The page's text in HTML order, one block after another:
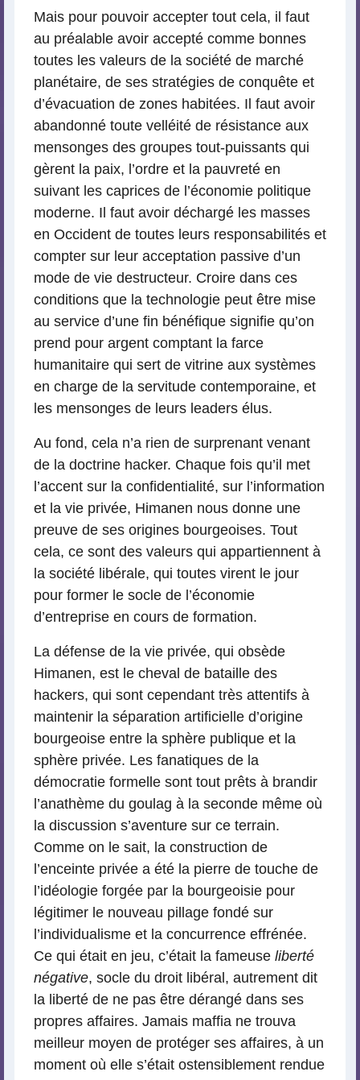
Mais pour pouvoir accepter tout cela, il faut
au préalable avoir accepté comme bonnes
toutes les valeurs de la société de marché
planétaire, de ses stratégies de conquête et
d’évacuation de zones habitées. Il faut avoir
abandonné toute velléité de résistance aux
mensonges des groupes tout-puissants qui
gèrent la paix, l’ordre et la pauvreté en
suivant les caprices de l’économie politique
moderne. Il faut avoir déchargé les masses
en Occident de toutes leurs responsabilités et
compter sur leur acceptation passive d’un
mode de vie destructeur. Croire dans ces
conditions que la technologie peut être mise
au service d’une fin bénéfique signifie qu’on
prend pour argent comptant la farce
humanitaire qui sert de vitrine aux systèmes
en charge de la servitude contemporaine, et
les mensonges de leurs leaders élus.
Au fond, cela n’a rien de surprenant venant
de la doctrine hacker. Chaque fois qu’il met
l’accent sur la confidentialité, sur l’information
et la vie privée, Himanen nous donne une
preuve de ses origines bourgeoises. Tout
cela, ce sont des valeurs qui appartiennent à
la société libérale, qui toutes virent le jour
pour former le socle de l’économie
d’entreprise en cours de formation.
La défense de la vie privée, qui obsède
Himanen, est le cheval de bataille des
hackers, qui sont cependant très attentifs à
maintenir la séparation artificielle d’origine
bourgeoise entre la sphère publique et la
sphère privée. Les fanatiques de la
démocratie formelle sont tout prêts à brandir
l’anathème du goulag à la seconde même où
la discussion s’aventure sur ce terrain.
Comme on le sait, la construction de
l’enceinte privée a été la pierre de touche de
l’idéologie forgée par la bourgeoisie pour
légitimer le nouveau pillage fondé sur
l’individualisme et la concurrence effrénée.
Ce qui était en jeu, c’était la fameuse liberté
négative, socle du droit libéral, autrement dit
la liberté de ne pas être dérangé dans ses
propres affaires. Jamais maffia ne trouva
meilleur moyen de protéger ses affaires, à un
moment où elle s’était ostensiblement rendue